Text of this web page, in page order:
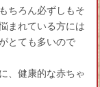
ちろん必ずしもそ
まれている方には
とても多いので
、健康的な赤ちゃ